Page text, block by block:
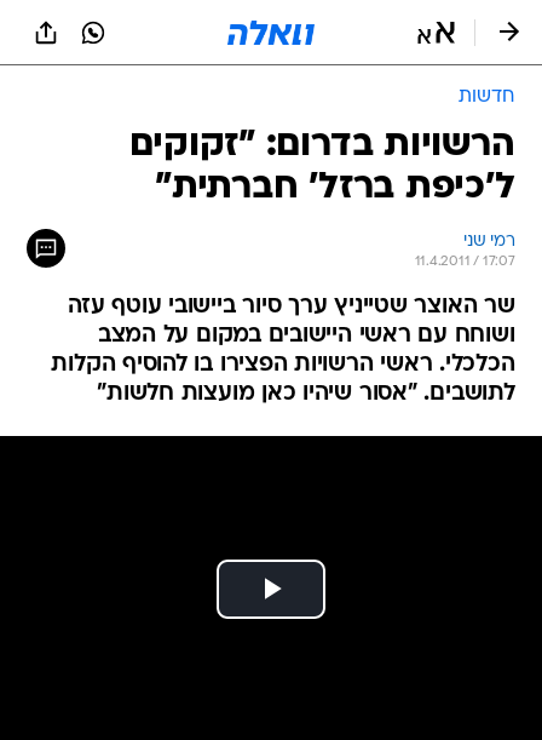
חדשות
הרשויות בדרום: "זקוקים
ל'כיפת ברזל' חברתית"
רמי שני
11.4.2011 / 17:07
שר האוצר שטייניץ ערך סיור ביישובי עוטף עזה
ושוחח עם ראשי היישובים במקום על המצב
הכלכלי. ראשי הרשויות הפצירו בו להוסיף הקלות
לתושבים. "אסור שיהיו כאן מועצות חלשות"